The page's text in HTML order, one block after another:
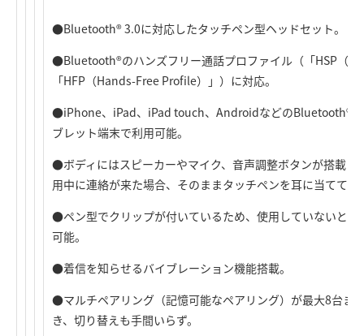
●Bluetooth® 3.0に対応したタッチペン型ヘッドセット。
●Bluetooth®のハンズフリー通話プロファイル（「HSP（
「HFP（Hands-Free Profile）」）に対応。
●iPhone、iPad、iPad touch、AndroidなどのBluetooth®機
ブレット端末で利用可能。
●ボディにはスピーカーやマイク、音声調整ボタンが搭載さ
用中に連絡が来た場合、そのままタッチペンを耳に当てて会
●ペン型でクリップが付いているため、使用していないと
可能。
●着信を知らせるバイブレーション機能搭載。
●マルチペアリング（記憶可能なペアリング）が最大8台ま
き、切り替えも手間いらず。